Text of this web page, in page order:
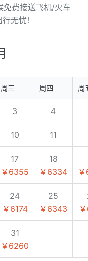
免费接送飞机/火车
无忧！
周三 周四 周
3 4
10 11
17
￥6355
18
￥6334
24
￥6174
25
￥6343
31
￥6260